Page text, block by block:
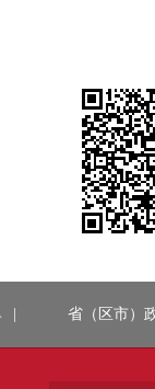
省（区市）